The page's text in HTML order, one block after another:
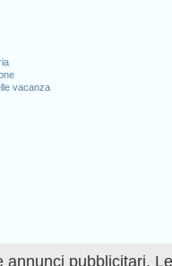
pubblicitari.
vacanza